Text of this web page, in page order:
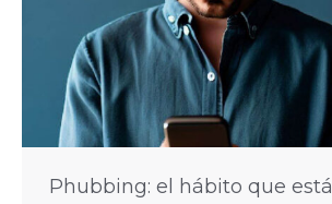
Phubbing: el hábito que está